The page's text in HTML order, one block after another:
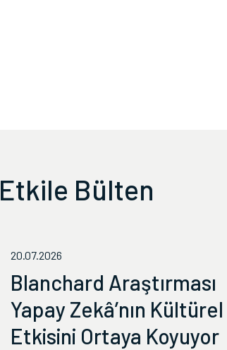
Etkile Bülten
20.07.2026
Blanchard Araştırması
Yapay Zekâ’nın Kültürel
Etkisini Ortaya Koyuyor